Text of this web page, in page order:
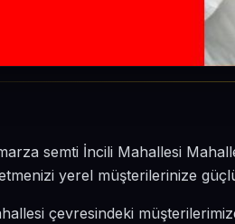
semti İncili Mahallesi
yerel müşterilerinize
çevresindeki